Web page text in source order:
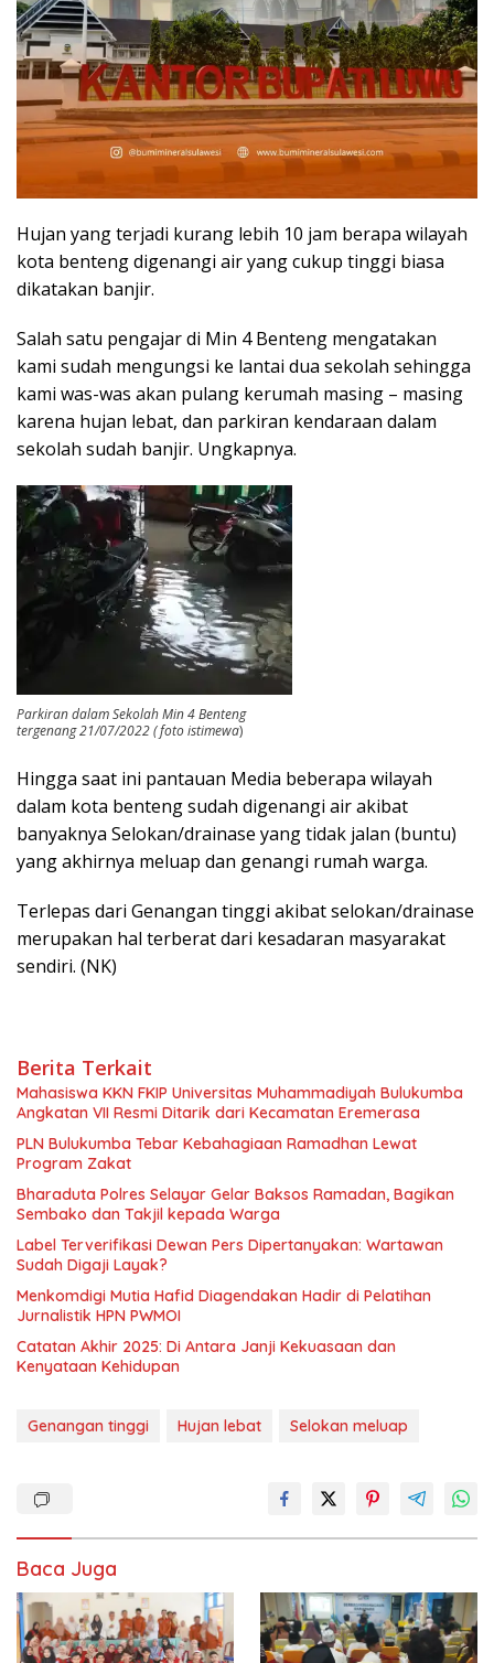
Hujan yang terjadi kurang lebih 10 jam berapa wilayah
kota benteng digenangi air yang cukup tinggi biasa
dikatakan banjir.
Salah satu pengajar di Min 4 Benteng mengatakan
kami sudah mengungsi ke lantai dua sekolah sehingga
kami was-was akan pulang kerumah masing – masing
karena hujan lebat, dan parkiran kendaraan dalam
sekolah sudah banjir. Ungkapnya.
Parkiran dalam Sekolah Min 4 Benteng
tergenang 21/07/2022 ( foto istimewa)
Hingga saat ini pantauan Media beberapa wilayah
dalam kota benteng sudah digenangi air akibat
banyaknya Selokan/drainase yang tidak jalan (buntu)
yang akhirnya meluap dan genangi rumah warga.
Terlepas dari Genangan tinggi akibat selokan/drainase
merupakan hal terberat dari kesadaran masyarakat
sendiri. (NK)
Berita Terkait
Mahasiswa KKN FKIP Universitas Muhammadiyah Bulukumba
Angkatan VII Resmi Ditarik dari Kecamatan Eremerasa
PLN Bulukumba Tebar Kebahagiaan Ramadhan Lewat
Program Zakat
Bharaduta Polres Selayar Gelar Baksos Ramadan, Bagikan
Sembako dan Takjil kepada Warga
Label Terverifikasi Dewan Pers Dipertanyakan: Wartawan
Sudah Digaji Layak?
Menkomdigi Mutia Hafid Diagendakan Hadir di Pelatihan
Jurnalistik HPN PWMOI
‎Catatan Akhir 2025: Di Antara Janji Kekuasaan dan
Kenyataan Kehidupan
Genangan tinggi Hujan lebat Selokan meluap
Baca Juga